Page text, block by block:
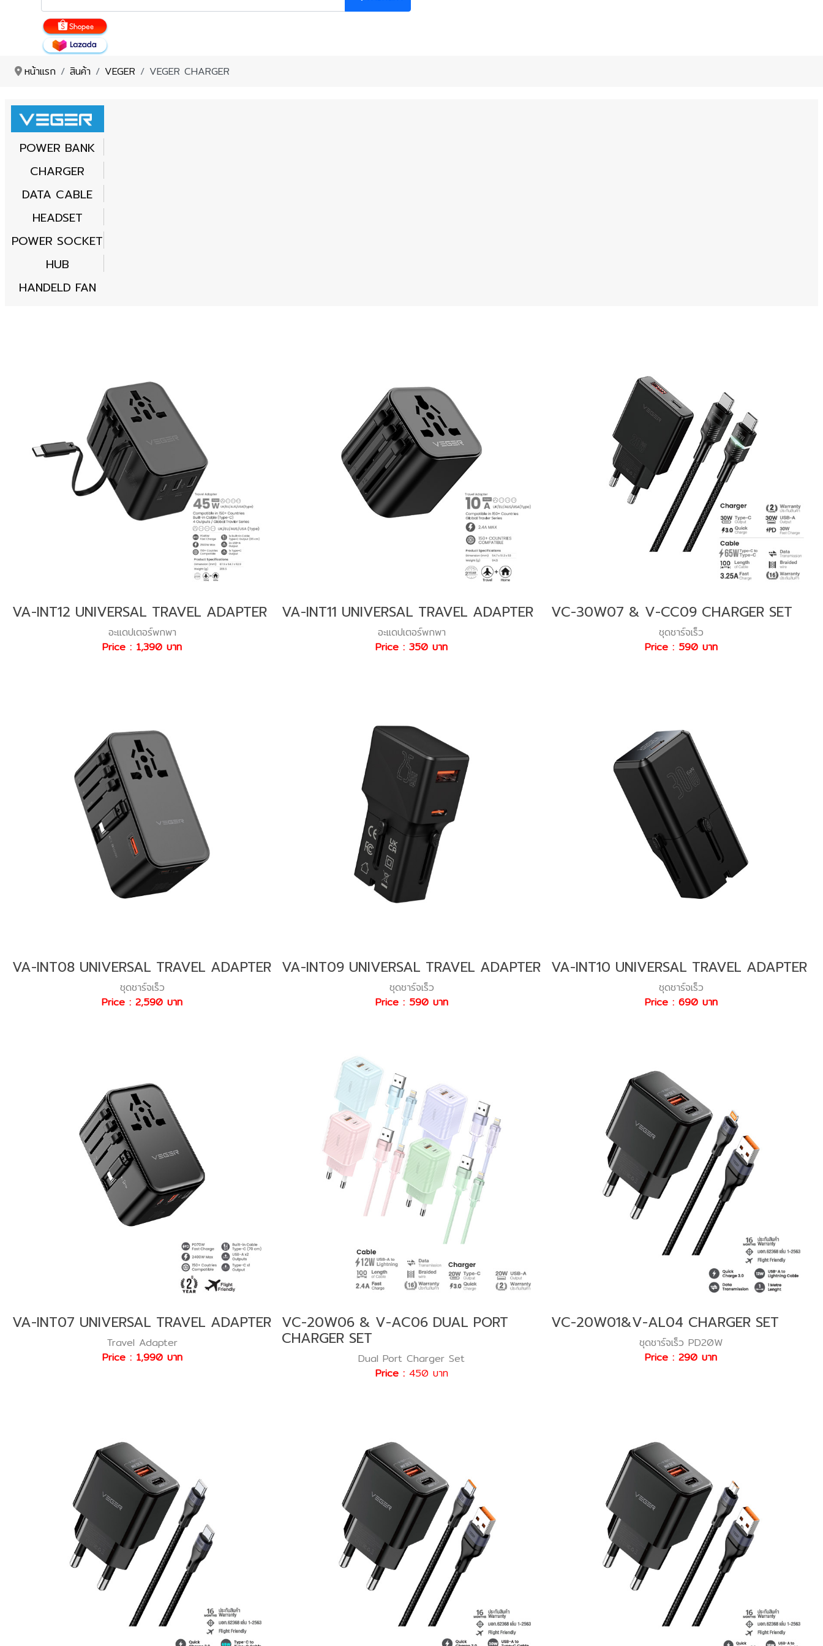
หน้าแรก สินค้า VEGER VEGER CHARGER
POWER BANK
CHARGER
DATA CABLE
HEADSET
POWER SOCKET
HUB
HANDELD FAN
VA-INT12 UNIVERSAL TRAVEL ADAPTER
อะแดปเตอร์พกพา
Price : 1,390 บาท
VA-INT11 UNIVERSAL TRAVEL ADAPTER
อะแดปเตอร์พกพา
Price : 350 บาท
VC-30W07 & V-CC09 CHARGER SET
ชุดชาร์จเร็ว
Price : 590 บาท
VA-INT08 UNIVERSAL TRAVEL ADAPTER
ชุดชาร์จเร็ว
Price : 2,590 บาท
VA-INT09 UNIVERSAL TRAVEL ADAPTER
ชุดชาร์จเร็ว
Price : 590 บาท
VA-INT10 UNIVERSAL TRAVEL ADAPTER
ชุดชาร์จเร็ว
Price : 690 บาท
VA-INT07 UNIVERSAL TRAVEL ADAPTER
Travel Adapter
Price : 1,990 บาท
VC-20W06 & V-AC06 DUAL PORT
CHARGER SET
Dual Port Charger Set
Price : 450 บาท
VC-20W01&V-AL04 CHARGER SET
ชุดชาร์จเร็ว PD20W
Price : 290 บาท